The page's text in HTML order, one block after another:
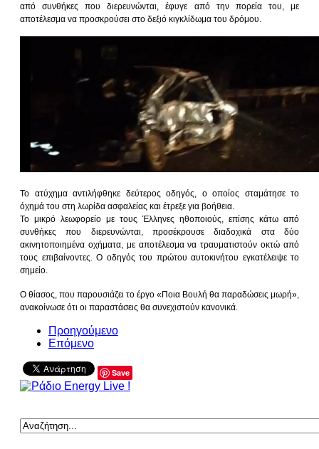
από συνθήκες που διερευνώνται, έφυγε από την πορεία του, με
αποτέλεσμα να προσκρούσει στο δεξιό κιγκλίδωμα του δρόμου.
Το ατύχημα αντιλήφθηκε δεύτερος οδηγός, ο οποίος σταμάτησε το
όχημά του στη λωρίδα ασφαλείας και έτρεξε για βοήθεια.
Το μικρό λεωφορείο με τους Έλληνες ηθοποιούς, επίσης κάτω από
συνθήκες που διερευνώνται, προσέκρουσε διαδοχικά στα δύο
ακινητοποιημένα οχήματα, με αποτέλεσμα να τραυματιστούν οκτώ από
τους επιβαίνοντες. Ο οδηγός του πρώτου αυτοκινήτου εγκατέλειψε το
σημείο.
Ο θίασος, που παρουσιάζει το έργο «Ποια Βουλή θα παραδώσεις μωρή»,
ανακοίνωσε ότι οι παραστάσεις θα συνεχιστούν κανονικά.
Προηγούμενο
Επόμενο
Save